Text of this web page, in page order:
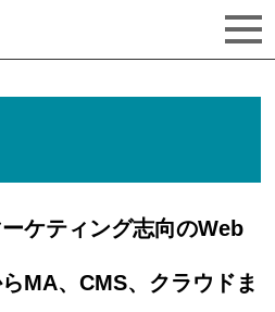
ーケティング志向のWeb
MA、CMS、クラウドま